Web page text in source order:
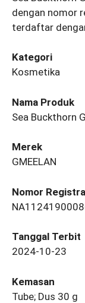
dengan nomor
terdaftar
Kategori
Kosmetika
Nama Produk
Sea Buckthorn
Merek
GMEELAN
Nomor
Tanggal Terbit
2024-10-23
Kemasan
Tube; Dus 30 g